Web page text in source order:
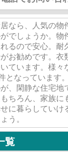
なら、人気の物
でしょうか。物
るので安心。耐
お勧めです。衣
ています。様々
となっています
、閑静な住宅地
ちろん、家族に
に暮らしていけ
う。
覧